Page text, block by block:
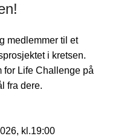
medlemmer til et
i kretsen.
for Life Challenge på
fra dere.
kl.19:00